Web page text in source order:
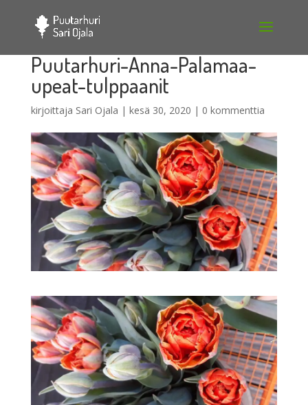
Puutarhuri-Anna-Palamaa-
upeat-tulppaanit
kirjoittaja Sari Ojala | kesä 30, 2020 | 0 kommenttia